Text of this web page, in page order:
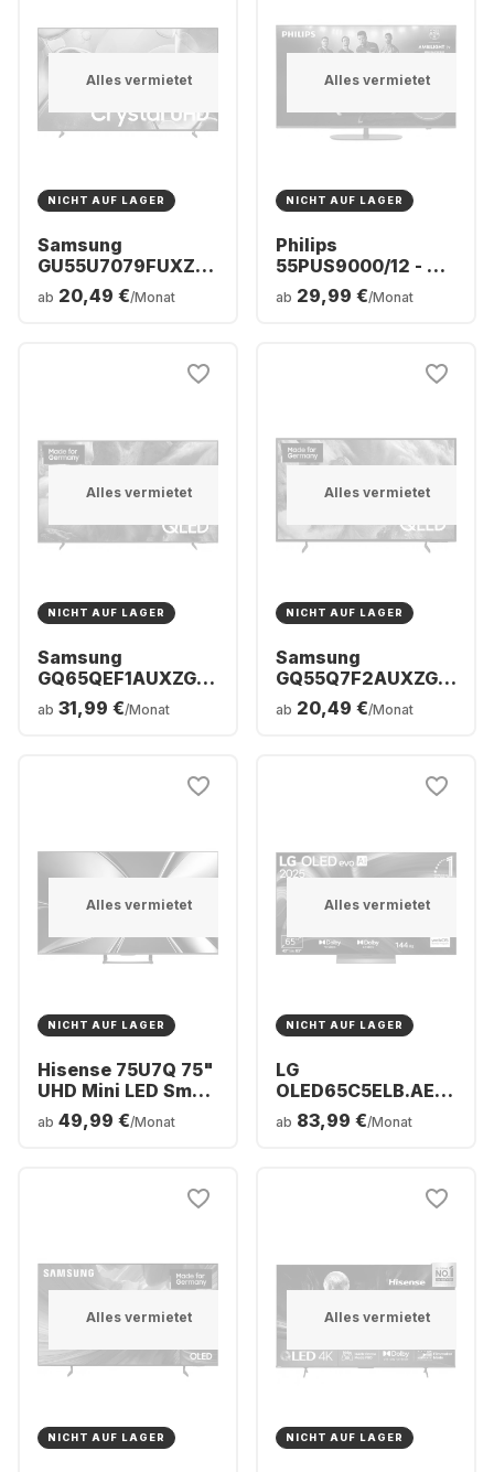
Alles vermietet
NICHT AUF LAGER
Samsung
GU55U7079FUXZG
- TV 55" UHD 4K
ab 20,49 €/Monat
Alles vermietet
NICHT AUF LAGER
Philips
55PUS9000/12 - TV
55" QLED 4K
ab 29,99 €/Monat
Alles vermietet
NICHT AUF LAGER
Samsung
GQ65QEF1AUXZG -
TV 65" QLED 4K
ab 31,99 €/Monat
Alles vermietet
NICHT AUF LAGER
Samsung
GQ55Q7F2AUXZG -
TV 55" QLED 4K
ab 20,49 €/Monat
Alles vermietet
NICHT AUF LAGER
Hisense 75U7Q 75"
UHD Mini LED Smart
TV
ab 49,99 €/Monat
Alles vermietet
NICHT AUF LAGER
LG
OLED65C5ELB.AEUD
- TV 65" OLED evo
4K
ab 83,99 €/Monat
Alles vermietet
NICHT AUF LAGER
Alles vermietet
NICHT AUF LAGER